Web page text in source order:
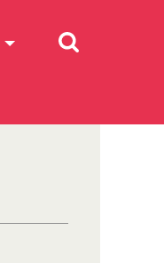
Cercar